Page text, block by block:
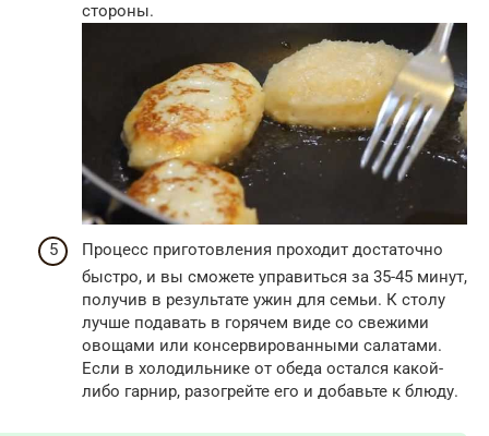
стороны.
Процесс приготовления проходит достаточно
быстро, и вы сможете управиться за 35-45 минут,
получив в результате ужин для семьи. К столу
лучше подавать в горячем виде со свежими
овощами или консервированными салатами.
Если в холодильнике от обеда остался какой-
либо гарнир, разогрейте его и добавьте к блюду.